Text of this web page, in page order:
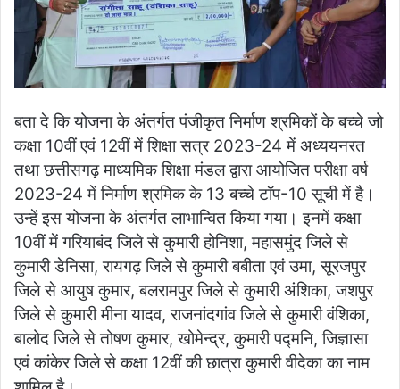
बता दे कि योजना के अंतर्गत पंजीकृत निर्माण श्रमिकों के बच्चे जो
कक्षा 10वीं एवं 12वीं में शिक्षा सत्र 2023-24 में अध्ययनरत
तथा छत्तीसगढ़ माध्यमिक शिक्षा मंडल द्वारा आयोजित परीक्षा वर्ष
2023-24 में निर्माण श्रमिक के 13 बच्चे टॉप-10 सूची में है।
उन्हें इस योजना के अंतर्गत लाभान्वित किया गया। इनमें कक्षा
10वीं में गरियाबंद जिले से कुमारी होनिशा, महासमुंद जिले से
कुमारी डेनिसा, रायगढ़ जिले से कुमारी बबीता एवं उमा, सूरजपुर
जिले से आयुष कुमार, बलरामपुर जिले से कुमारी अंशिका, जशपुर
जिले से कुमारी मीना यादव, राजनांदगांव जिले से कुमारी वंशिका,
बालोद जिले से तोषण कुमार, खोमेन्द्र, कुमारी पद्मनि, जिज्ञासा
एवं कांकेर जिले से कक्षा 12वीं की छात्रा कुमारी वीदेका का नाम